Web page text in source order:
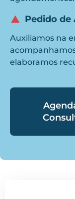
Pedido de
Auxiliamos na
elaboramos